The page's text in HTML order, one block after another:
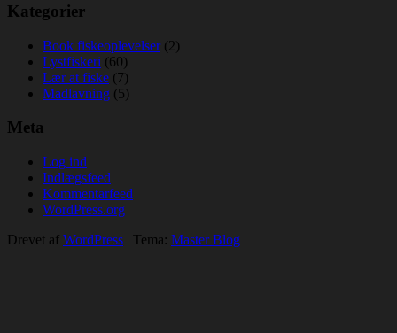
Kategorier
Book fiskeoplevelser(2)
Lystfiskeri (60)
Lær at fiske (7)
Madlavning (5)
Meta
Log ind
Indlægsfeed
Kommentarfeed
WordPress.org
Drevet af WordPress | Tema: Master Blog